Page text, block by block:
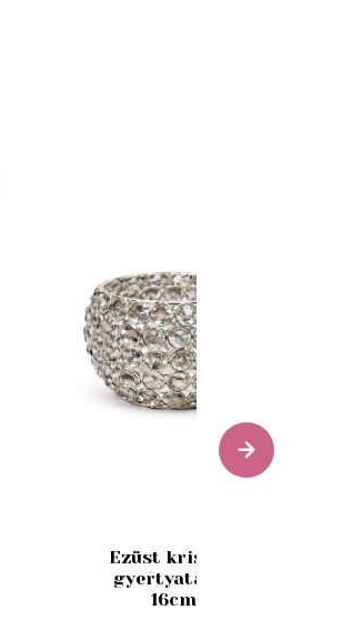
Ezüst kristály
gyertyatartó
16cm